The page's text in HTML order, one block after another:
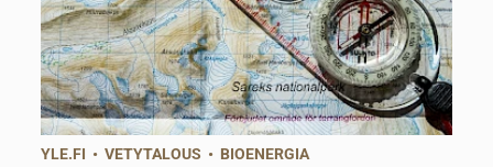
YLE.FI •VETYTALOUS • BIOENERGIA